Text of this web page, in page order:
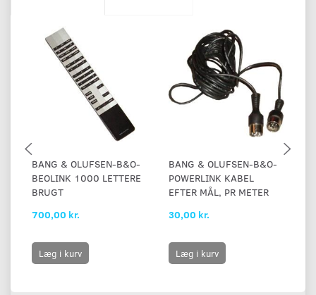
BANG & OLUFSEN-B&O-
BEOLINK 1000 LETTERE
BRUGT
700,00 kr.
Læg i kurv
BANG & OLUFSEN-B&O-
POWERLINK KABEL
EFTER MÅL, PR METER
30,00 kr.
Læg i kurv